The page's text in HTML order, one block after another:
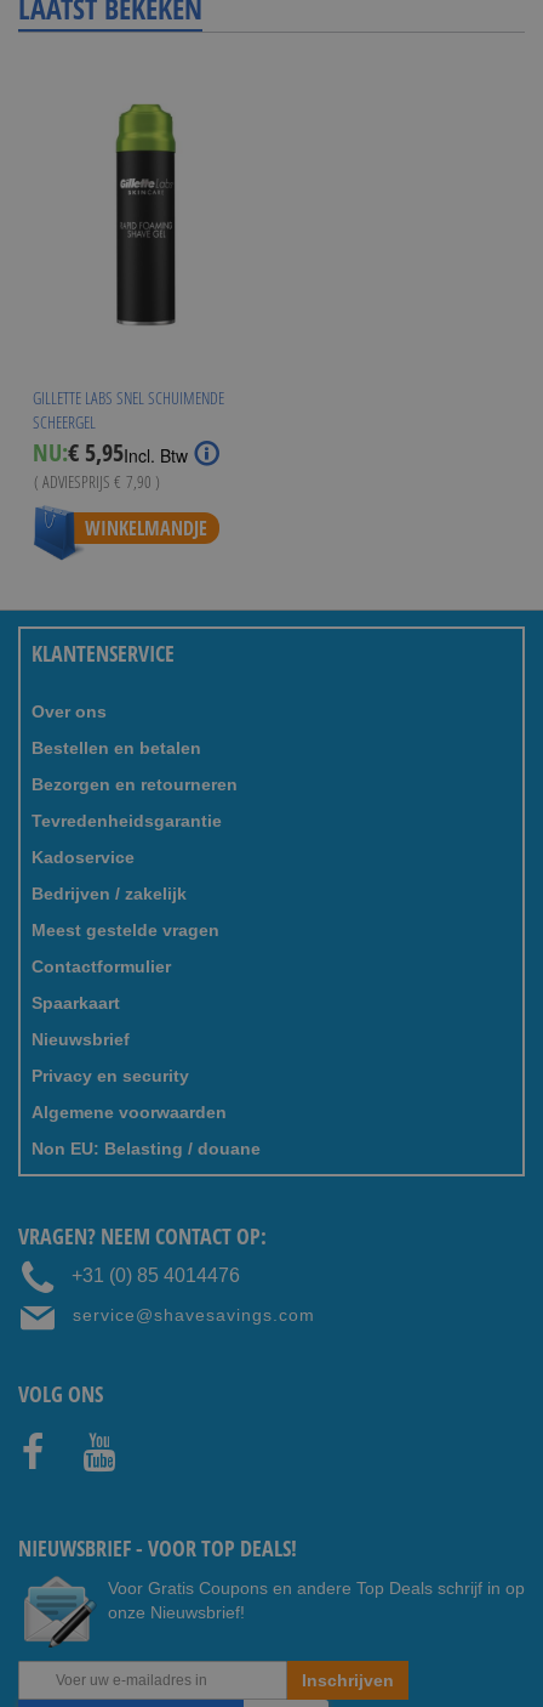
LAATST BEKEKEN
GILLETTE LABS SNEL SCHUIMENDE
SCHEERGEL
NU:Special
Price
€ 5,95Incl. Btw
( ADVIESPRIJS € 7,90 )
WINKELMANDJE
KLANTENSERVICE
Over ons
Bestellen en betalen
Bezorgen en retourneren
Tevredenheidsgarantie
Kadoservice
Bedrijven / zakelijk
Meest gestelde vragen
Contactformulier
Spaarkaart
Nieuwsbrief
Privacy en security
Algemene voorwaarden
Non EU: Belasting / douane
VRAGEN? NEEM CONTACT OP:
+31 (0) 85 4014476
service@shavesavings.com
VOLG ONS
NIEUWSBRIEF - VOOR TOP DEALS!
Voor Gratis Coupons en andere Top Deals schrijf in op
onze Nieuwsbrief!
Abonneer
u
Inschrijven